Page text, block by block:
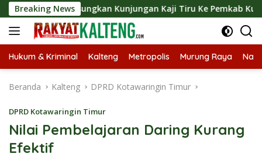
Langsung
ke
konten
Breaking NewsKunjungan Kaji Tiru Ke Pemkab Kulon Progo
Hukum & Kriminal Kalteng Metropolis Murung Raya
Beranda Kalteng DPRD Kotawaringin Timur
DPRD Kotawaringin Timur
Nilai Pembelajaran Daring Kurang
Efektif